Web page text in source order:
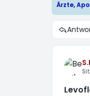
Ärzte,